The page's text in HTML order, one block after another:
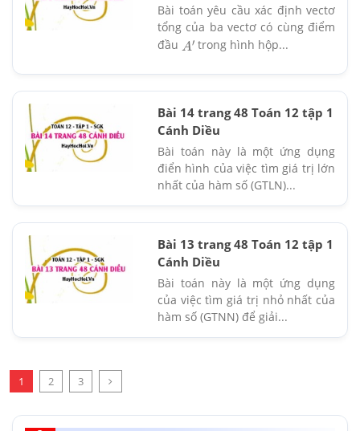
Bài toán yêu cầu xác định vectơ
tổng của ba vectơ có cùng điểm
đầu A′ trong hình hộp...
Bài 14 trang 48 Toán 12 tập 1
Cánh Diều
Bài toán này là một ứng dụng
điển hình của việc tìm giá trị lớn
nhất của hàm số (GTLN)...
Bài 13 trang 48 Toán 12 tập 1
Cánh Diều
Bài toán này là một ứng dụng
của việc tìm giá trị nhỏ nhất của
hàm số (GTNN) để giải...
1 2 3